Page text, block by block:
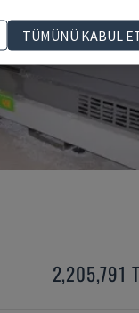
2,205,791
TÜMÜNÜ KABUL